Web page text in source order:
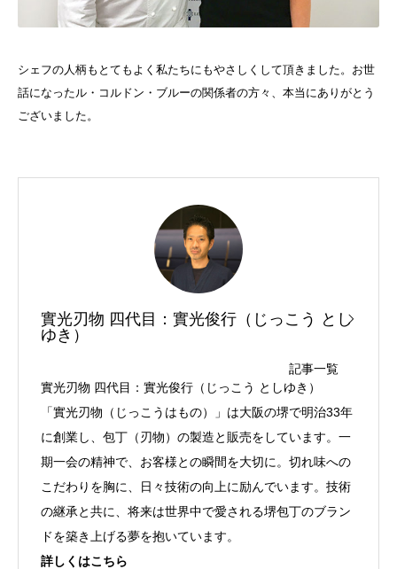
シェフの人柄もとてもよく私たちにもやさしくして頂きました。お世
話になったル・コルドン・ブルーの関係者の方々、本当にありがとう
ございました。
實光刃物 四代目：實光俊行（じっこう とし
ゆき）
記事一覧
實光刃物 四代目：實光俊行（じっこう としゆき）
「實光刃物（じっこうはもの）」は大阪の堺で明治33年
に創業し、包丁（刃物）の製造と販売をしています。一
期一会の精神で、お客様との瞬間を大切に。切れ味への
こだわりを胸に、日々技術の向上に励んでいます。技術
の継承と共に、将来は世界中で愛される堺包丁のブラン
ドを築き上げる夢を抱いています。
詳しくはこちら